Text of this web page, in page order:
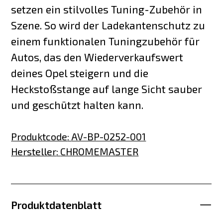
setzen ein stilvolles Tuning-Zubehör in
Szene. So wird der Ladekantenschutz zu
einem funktionalen Tuningzubehör für
Autos, das den Wiederverkaufswert
deines Opel steigern und die
Heckstoßstange auf lange Sicht sauber
und geschützt halten kann.
Produktcode: AV-BP-0252-001
Hersteller: CHROMEMASTER
Produktdatenblatt